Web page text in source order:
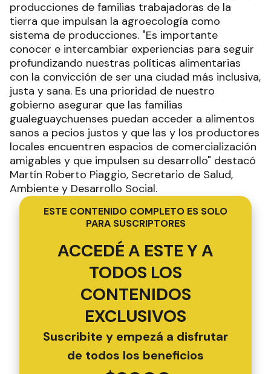
producciones de familias trabajadoras de la
tierra que impulsan la agroecología como
sistema de producciones. "Es importante
conocer e intercambiar experiencias para seguir
profundizando nuestras políticas alimentarias
con la convicción de ser una ciudad más inclusiva,
justa y sana. Es una prioridad de nuestro
gobierno asegurar que las familias
gualeguaychuenses puedan acceder a alimentos
sanos a pecios justos y que las y los productores
locales encuentren espacios de comercialización
amigables y que impulsen su desarrollo" destacó
Martín Roberto Piaggio, Secretario de Salud,
Ambiente y Desarrollo Social.
ESTE CONTENIDO COMPLETO ES SOLO
PARA SUSCRIPTORES
ACCEDÉ A ESTE Y A
TODOS LOS
CONTENIDOS
EXCLUSIVOS
Suscribite y empezá a disfrutar
de todos los beneficios